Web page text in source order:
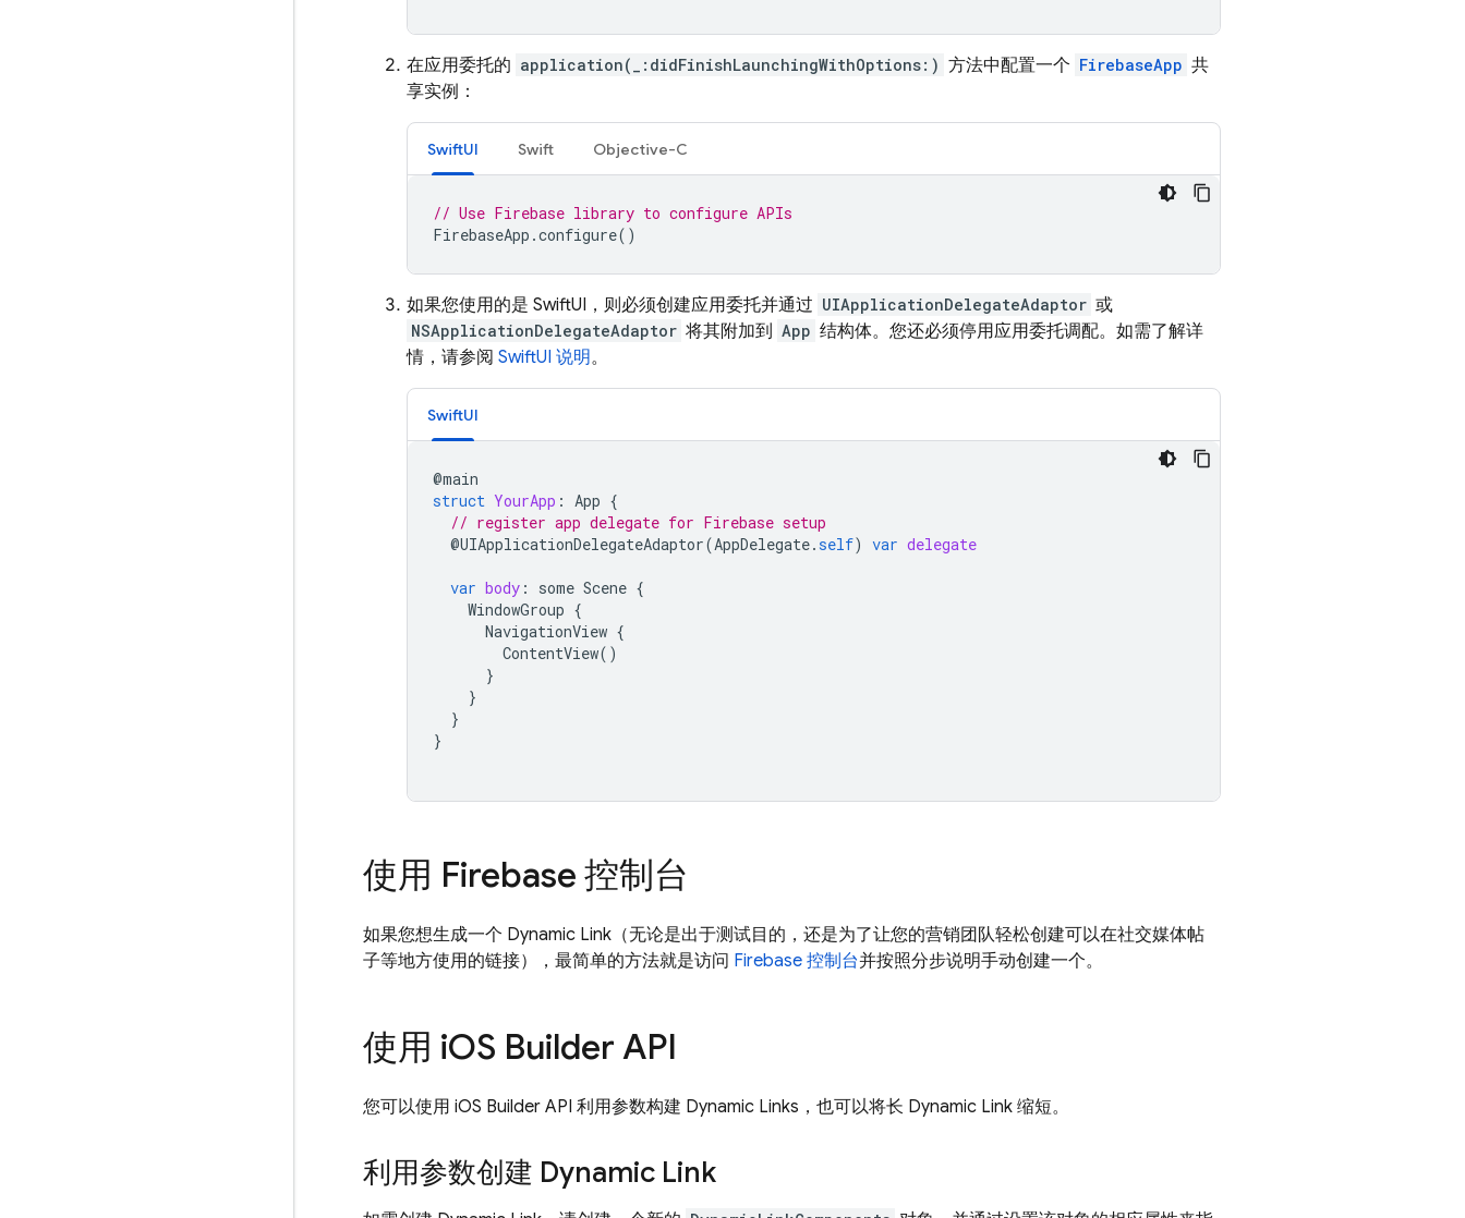
在应用委托的 application(_:didFinishLaunchingWithOptions:) 方法中配置一个 FirebaseApp 共
享实例：
SwiftUI Swift Objective-C
// Use Firebase library to configure APIs
FirebaseApp .configure()
如果您使用的是 SwiftUI，则必须创建应用委托并通过 UIApplicationDelegateAdaptor 或
NSApplicationDelegateAdaptor 将其附加到 App 结构体。您还必须停用应用委托调配。如需了解详
情，请参阅 SwiftUI 说明。
SwiftUI
@main
struct YourApp : App {
// register app delegate for Firebase setup
@UIApplicationDelegateAdaptor(AppDelegate.self) var delegate
var body : some Scene {
WindowGroup {
NavigationView {
ContentView()
}
}
}
}
使用 Firebase 控制台
如果您想生成一个 Dynamic Link （无论是出于测试目的，还是为了让您的营销团队轻松创建可以在社交媒体帖
子等地方使用的链接），最简单的方法就是访问 Firebase 控制台并按照分步说明手动创建一个。
使用 iOS Builder API
您可以使用 iOS Builder API 利用参数构建 Dynamic Links ，也可以将长 Dynamic Link 缩短。
利用参数创建 Dynamic Link